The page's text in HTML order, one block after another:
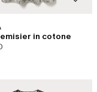
in cotone